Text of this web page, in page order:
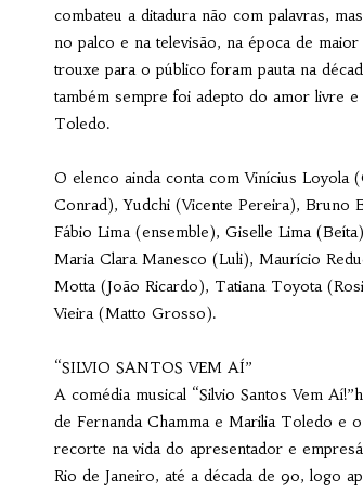
combateu a ditadura não com palavras,
no palco e na televisão, na época de
trouxe para o público foram pauta na
também sempre foi adepto do amor livre e
Toledo.
O elenco ainda conta com Vinícius
Conrad), Yudchi (Vicente Pereira),
Fábio Lima (ensemble), Giselle Lima
Maria Clara Manesco (Luli), Maurício
Motta (João Ricardo), Tatiana Toyota
Vieira (Matto Grosso).
“SILVIO SANTOS VEM AÍ”
A comédia musical “Silvio Santos Vem
de Fernanda Chamma e Marilia Toledo e
recorte na vida do apresentador e
Rio de Janeiro, até a década de 90, logo